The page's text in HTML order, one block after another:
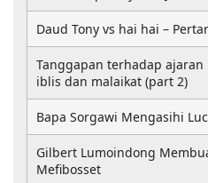
Daud Tony vs hai hai –
Tanggapan terhadap
iblis dan malaikat (part 2)
Bapa Sorgawi Mengasihi
Gilbert Lumoindong
Mefibosset